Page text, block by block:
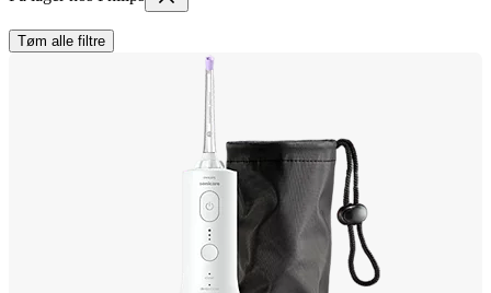
Tøm alle filtre